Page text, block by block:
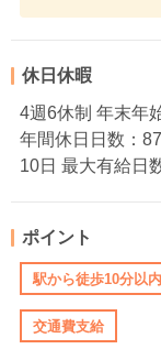
休日休暇
4週6休制 年末年
年間休日日数：
10日 最大有給日
ポイント
駅から徒歩10分以内
交通費支給